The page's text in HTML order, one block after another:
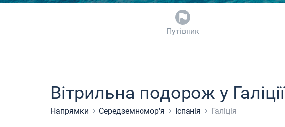
Путівник
Вітрильна подорож у Галіції
Напрямки Середземномор'я Іспанія Галіція